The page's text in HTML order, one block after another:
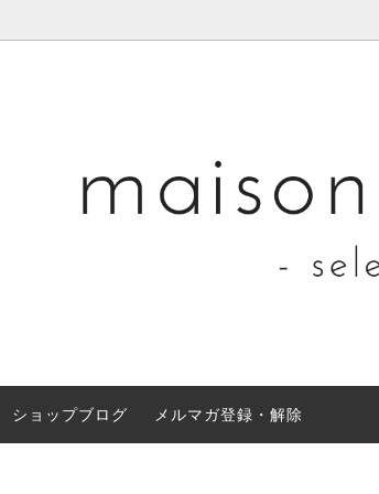
Bag&Wallet
A PIECE OF LIBRARY(ピースオブライ
ブラリー)
"shop info"
ショップブログ メルマガ登録・解除